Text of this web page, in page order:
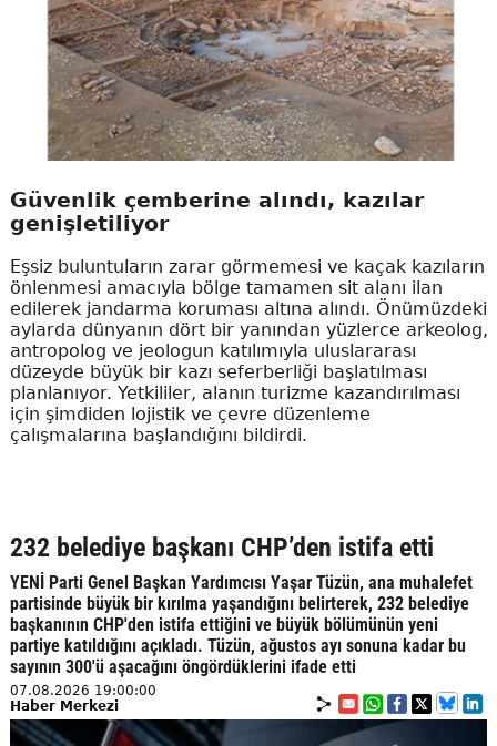
Güvenlik çemberine alındı, kazılar
genişletiliyor
Eşsiz buluntuların zarar görmemesi ve kaçak kazıların
önlenmesi amacıyla bölge tamamen sit alanı ilan
edilerek jandarma koruması altına alındı. Önümüzdeki
aylarda dünyanın dört bir yanından yüzlerce arkeolog,
antropolog ve jeologun katılımıyla uluslararası
düzeyde büyük bir kazı seferberliği başlatılması
planlanıyor. Yetkililer, alanın turizme kazandırılması
için şimdiden lojistik ve çevre düzenleme
çalışmalarına başlandığını bildirdi.
232 belediye başkanı CHP’den istifa etti
YENİ Parti Genel Başkan Yardımcısı Yaşar Tüzün, ana muhalefet
partisinde büyük bir kırılma yaşandığını belirterek, 232 belediye
başkanının CHP'den istifa ettiğini ve büyük bölümünün yeni
partiye katıldığını açıkladı. Tüzün, ağustos ayı sonuna kadar bu
sayının 300'ü aşacağını öngördüklerini ifade etti
07.08.2026 19:00:00
Haber Merkezi